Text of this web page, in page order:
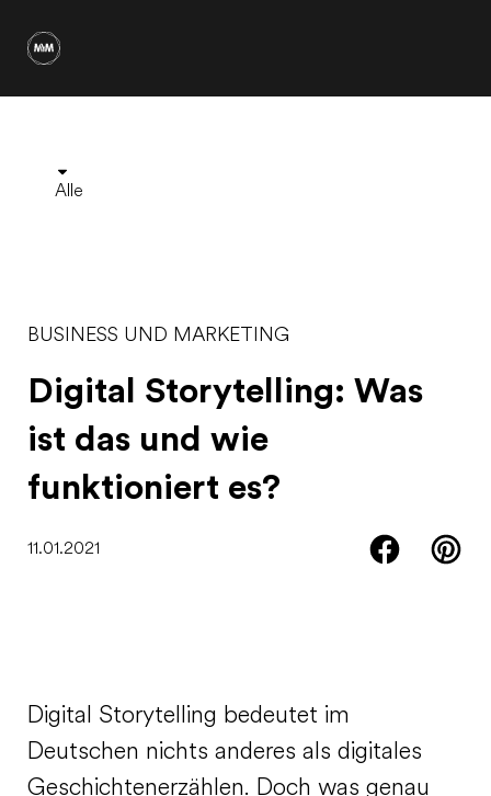
Alle
BUSINESS UND MARKETING
Digital Storytelling: Was
ist das und wie
funktioniert es?
11.01.2021
Digital Storytelling bedeutet im
Deutschen nichts anderes als digitales
Geschichtenerzählen. Doch was genau